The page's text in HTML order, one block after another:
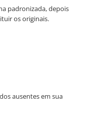
padronizada, depois
os originais.
ausentes em sua